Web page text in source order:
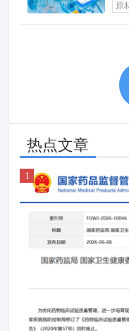
原
热点文章